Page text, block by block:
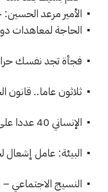
الأمير مرعد الحسين:
الحاجة لمعاهدات
فجأة تجد نفسك
ثلاثون عاما..
الإنساني 40 عددا على طريق النضوج
البيئة: عامل
النسيج الاجتماعي –